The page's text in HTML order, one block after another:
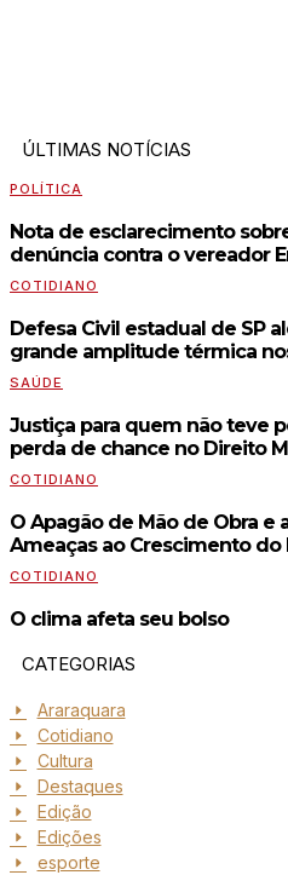
ÚLTIMAS NOTÍCIAS
POLÍTICA
Nota de esclarecimento
denúncia contra o vereador
COTIDIANO
Defesa Civil estadual de SP
grande amplitude térmica
SAÚDE
Justiça para quem não teve
perda de chance no Direito
COTIDIANO
O Apagão de Mão de Obra e
Ameaças ao Crescimento do
COTIDIANO
O clima afeta seu bolso
CATEGORIAS
Araraquara
Cotidiano
Cultura
Destaques
Edição
Edições
esporte